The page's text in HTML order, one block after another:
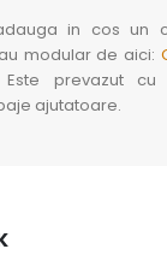
in cos un
modular de aici:
prevazut cu
ajutatoare.